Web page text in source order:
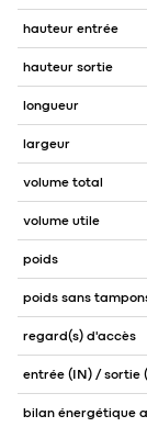
hauteur entrée
hauteur sortie
longueur
largeur
volume total
volume utile
poids
poids sans
regard(s) d'accès
entrée (IN) / sortie
bilan énergétique